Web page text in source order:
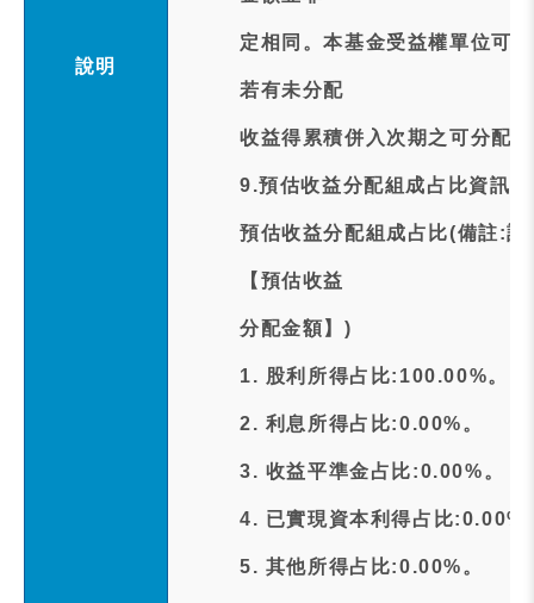
說明
定相同。本基金受益權單位可
若有未分配
收益得累積併入次期之可分配
9.預估收益分配組成占比資訊:
預估收益分配組成占比(備註:
【預估收益
分配金額】)
1. 股利所得占比:100.00%。
2. 利息所得占比:0.00%。
3. 收益平準金占比:0.00%。
4. 已實現資本利得占比:0.00%
5. 其他所得占比:0.00%。